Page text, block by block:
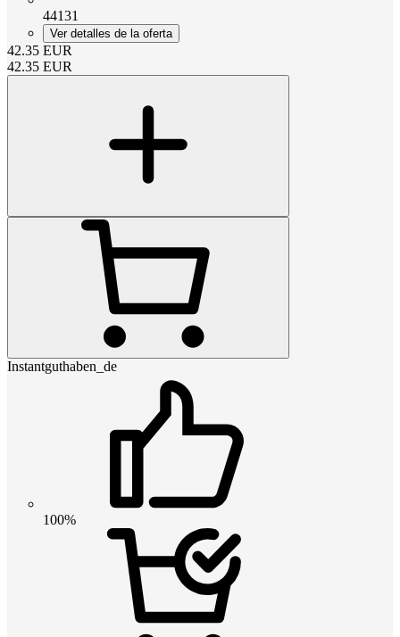
44131
Ver detalles de la oferta
42.35 EUR
42.35 EUR
Instantguthaben_de
100%